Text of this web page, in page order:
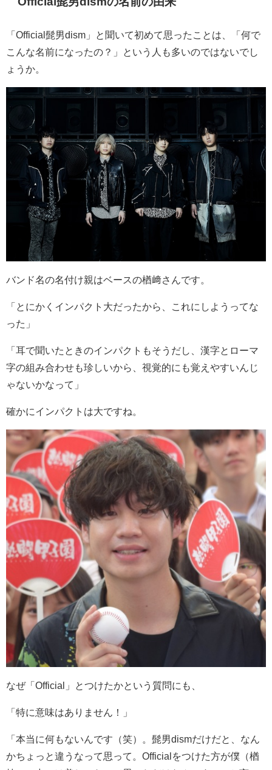
「Official髭男dism」と聞いて初めて思ったことは、「何で
こんな名前になったの？」という人も多いのではないでし
ょうか。
バンド名の名付け親はベースの楢﨑さんです。
「とにかくインパクト大だったから、これにしようってな
った」
「耳で聞いたときのインパクトもそうだし、漢字とローマ
字の組み合わせも珍しいから、視覚的にも覚えやすいんじ
ゃないかなって」
確かにインパクトは大ですね。
なぜ「Official」とつけたかという質問にも、
「特に意味はありません！」
「本当に何もないんです（笑）。髭男dismだけだと、なん
かちょっと違うなって思って。Officialをつけた方が僕（楢